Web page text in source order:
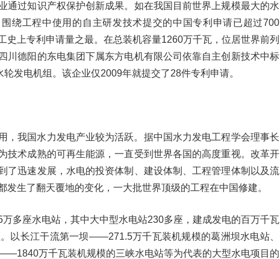
通过知识产权保护创新成果。如在我国目前世界上规模最大的水
绕工程中使用的自主研发技术提交的中国专利申请已超过700
史上专利申请量之最。在总装机容量1260万千瓦，位居世界前列
川德阳的东电集团下属东方电机有限公司依靠自主创新技术中标
发电机组。该企业仅2009年就提交了28件专利申请。
，我国水力发电产业较为活跃。据中国水力发电工程学会理事长
技术成熟的可再生能源，一直受到世界各国的高度重视。改革开
了迅速发展，水电的投资体制、建设体制、工程管理体制以及流
发生了翻天覆地的变化，一大批世界顶级的工程在中国修建。
万多座水电站，其中大中型水电站230多座，建成发电的百万千瓦
以长江干流第一坝——271.5万千瓦装机规模的葛洲坝水电站、
万千瓦装机规模的三峡水电站等为代表的大型水电项目的